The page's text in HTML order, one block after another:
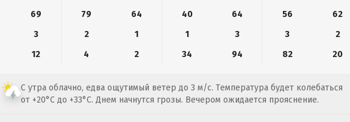
69 79 64 40 64 56
62
3 2 1 1 3 3
2
12 4 2 34 94 82 20
С утра облачно, едва ощутимый ветер до 3 м/с. Температура будет колебаться
от +20°C до +33°C. Днем начнутся грозы. Вечером ожидается прояснение.